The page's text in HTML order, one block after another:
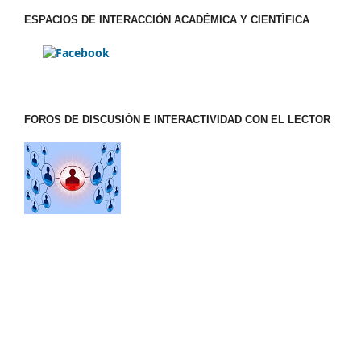
ESPACIOS DE INTERACCIÓN ACADÉMICA Y CIENTÌFICA
FOROS DE DISCUSIÓN E INTERACTIVIDAD CON EL LECTOR